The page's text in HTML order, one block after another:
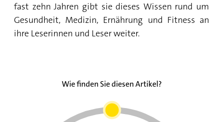
Brauner Reis oder weißer Reis: Was ist
gesünder?
Glutenfrei essen: Warum der Trend nicht immer
fast zehn Jahren gibt sie dieses Wissen rund um
Gesundheit, Medizin, Ernährung und Fitness an
ihre Leserinnen und Leser weiter.
Wie finden Sie diesen Artikel?